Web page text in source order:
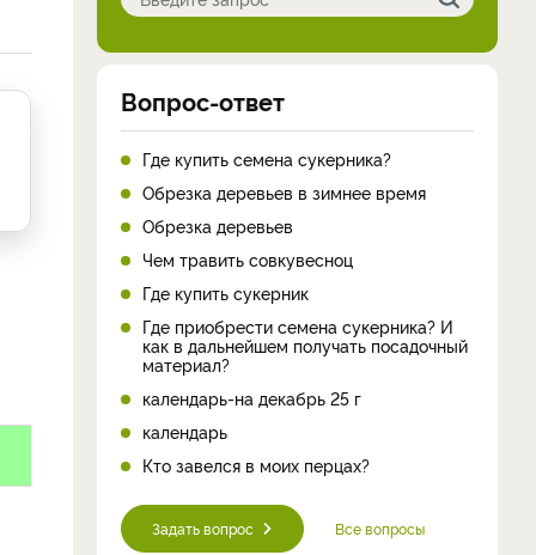
Вопрос-ответ
Где купить семена сукерника?
Обрезка деревьев в зимнее время
Обрезка деревьев
Чем травить совкувесноц
Где купить сукерник
Где приобрести семена сукерника? И
как в дальнейшем получать посадочный
материал?
календарь-на декабрь 25 г
календарь
Кто завелся в моих перцах?
Задать вопрос Все вопросы